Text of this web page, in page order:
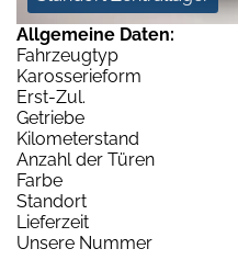
Allgemeine Daten:
Fahrzeugtyp
Karosserieform
Erst-Zul.
Getriebe
Kilometerstand
Anzahl der Türen
Farbe
Standort
Lieferzeit
Unsere Nummer